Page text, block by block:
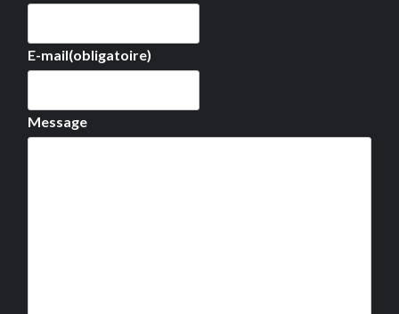
E-mail(obligatoire)
Message